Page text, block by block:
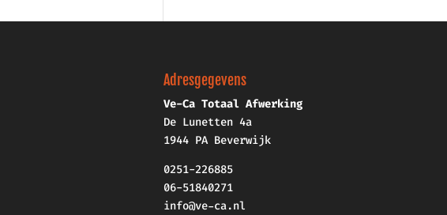
Adresgegevens
Ve-Ca Totaal Afwerking
De Lunetten 4a
1944 PA Beverwijk
0251-226885
06-51840271
info@ve-ca.nl